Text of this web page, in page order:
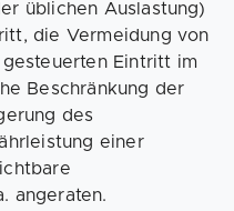
üblichen Auslastung)
die Vermeidung von
Eintritt im
Beschränkung der
des
einer
angeraten.